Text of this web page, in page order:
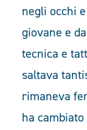
negli occhi
giovane e
tecnica e
saltava
rimaneva
ha